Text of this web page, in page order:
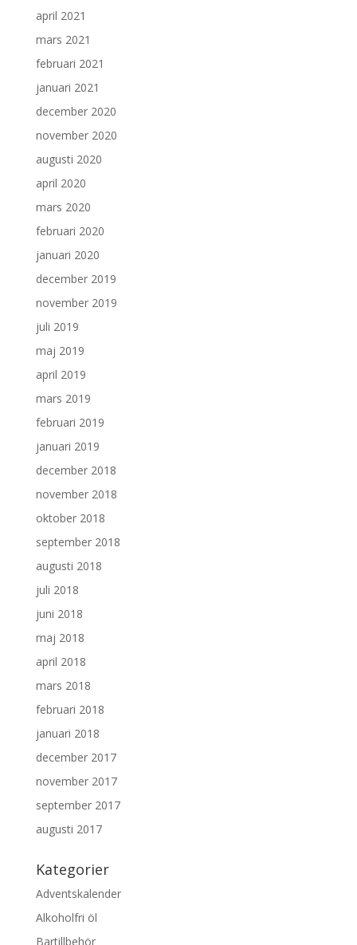
april 2021
mars 2021
februari 2021
januari 2021
december 2020
november 2020
augusti 2020
april 2020
mars 2020
februari 2020
januari 2020
december 2019
november 2019
juli 2019
maj 2019
april 2019
mars 2019
februari 2019
januari 2019
december 2018
november 2018
oktober 2018
september 2018
augusti 2018
juli 2018
juni 2018
maj 2018
april 2018
mars 2018
februari 2018
januari 2018
december 2017
november 2017
september 2017
augusti 2017
Kategorier
Adventskalender
Alkoholfri öl
Bartillbehör